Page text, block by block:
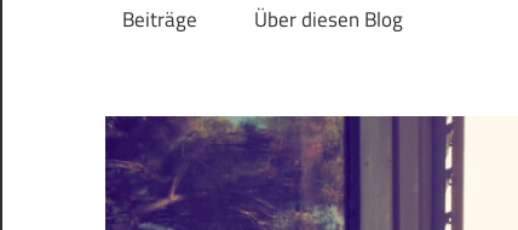
Beiträge Über diesen Blog